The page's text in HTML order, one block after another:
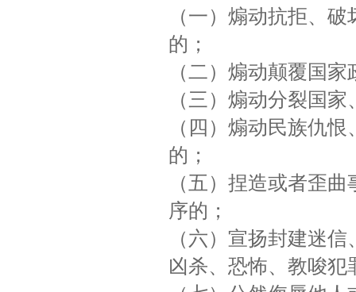
（一）煽动抗拒、
的；
（二）煽动颠覆国
（三）煽动分裂国
（四）煽动民族仇
的；
（五）捏造或者歪
序的；
（六）宣扬封建迷
凶杀、恐怖、教唆犯